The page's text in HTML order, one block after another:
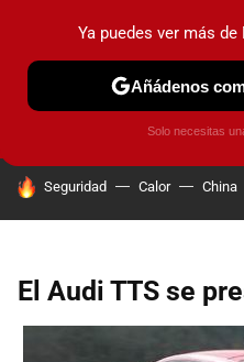
PRUEBAS COCHES
HOY SE HABLA DE
Seguridad Calor China
El Audi TTS se
Ya puedes ver más
Añádenos
Solo necesitas